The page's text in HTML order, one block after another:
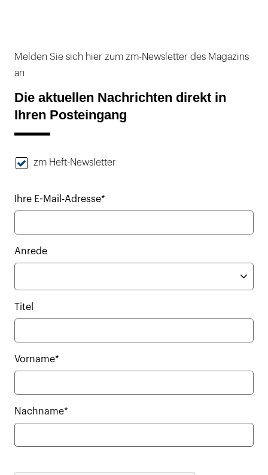
Melden Sie sich hier zum zm-Newsletter des Magazins
an
Die aktuellen Nachrichten direkt in
Ihren Posteingang
zm Heft-Newsletter
Ihre E-Mail-Adresse*
Anrede
Titel
Vorname*
Nachname*